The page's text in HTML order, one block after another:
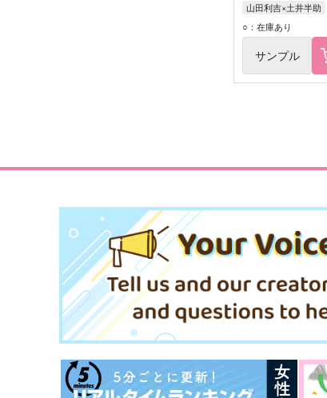
山田利吉×土井半助
山田利吉
○：在庫あり
サンプル